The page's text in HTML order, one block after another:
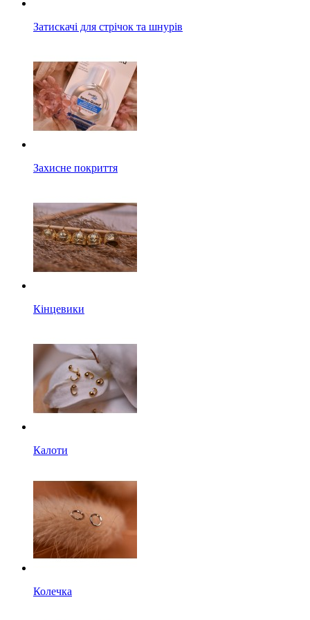
Затискачі для стрічок та шнурів
Захисне покриття
Кінцевики
Калоти
Колечка